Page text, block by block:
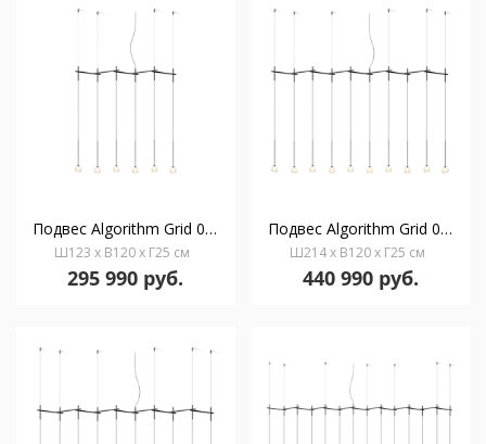
Подвес Algorithm Grid 0830 2700 K
Ш123 x В120 x Г25 см
295 990 руб.
Подвес Algorithm Grid 0835 2700 K
Ш214 x В120 x Г25 см
440 990 руб.